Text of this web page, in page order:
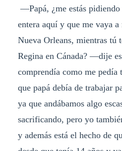
—Papá, ¿me estás
entera aquí y que me vaya
Nueva Orleans, mientras tú
Regina en Cánada? —dije
comprendía como me pedía
que papá debía de trabajar
ya que andábamos algo
sacrificando, pero yo
y además está el hecho de